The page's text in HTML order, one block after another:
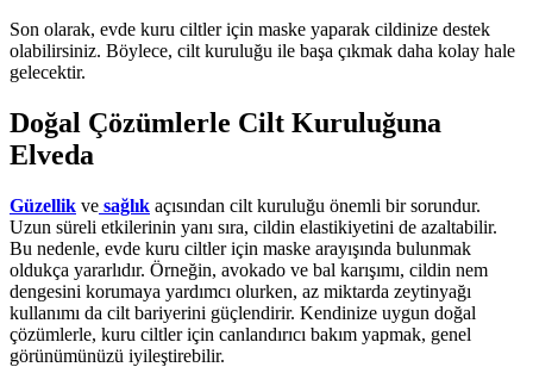
Son olarak, evde kuru ciltler için maske yaparak cildinize destek
olabilirsiniz. Böylece, cilt kuruluğu ile başa çıkmak daha kolay hale
gelecektir.
Doğal Çözümlerle Cilt Kuruluğuna
Elveda
Güzellik ve sağlık açısından cilt kuruluğu önemli bir sorundur.
Uzun süreli etkilerinin yanı sıra, cildin elastikiyetini de azaltabilir.
Bu nedenle, evde kuru ciltler için maske arayışında bulunmak
oldukça yararlıdır. Örneğin, avokado ve bal karışımı, cildin nem
dengesini korumaya yardımcı olurken, az miktarda zeytinyağı
kullanımı da cilt bariyerini güçlendirir. Kendinize uygun doğal
çözümlerle, kuru ciltler için canlandırıcı bakım yapmak, genel
görünümünüzü iyileştirebilir.